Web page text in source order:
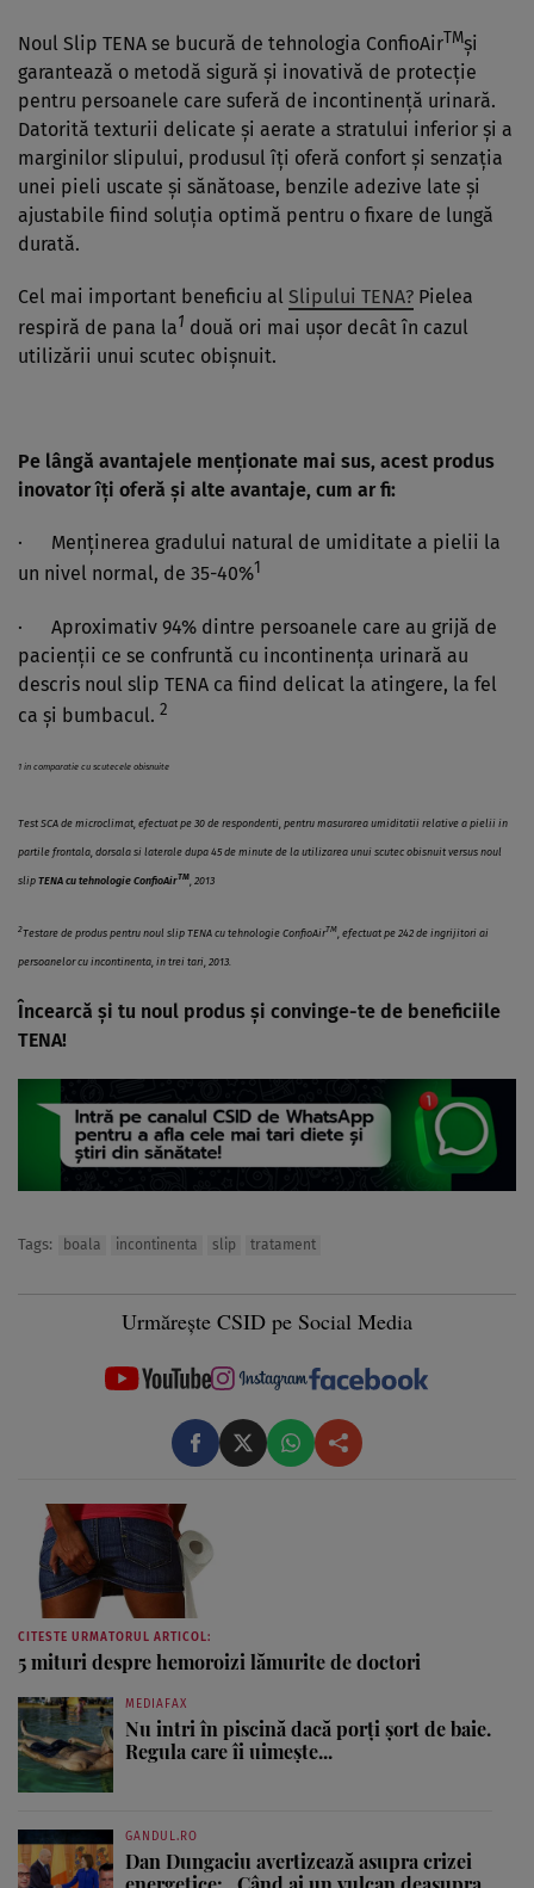
Noul Slip TENA se bucură de tehnologia ConfioAirTMşi
garantează o metodă sigură şi inovativă de protecţie
pentru persoanele care suferă de incontinenţă urinară.
Datorită texturii delicate şi aerate a stratului inferior şi a
marginilor slipului, produsul îţi oferă confort şi senzaţia
unei pieli uscate şi sănătoase, benzile adezive late şi
ajustabile fiind soluţia optimă pentru o fixare de lungă
durată.
Cel mai important beneficiu al Slipului TENA? Pielea
respiră de pana la1 două ori mai uşor decât în cazul
utilizării unui scutec obişnuit.
Pe lângă avantajele menţionate mai sus, acest produs
inovator îţi oferă şi alte avantaje, cum ar fi:
· Menţinerea gradului natural de umiditate a pielii la
un nivel normal, de 35-40%1
· Aproximativ 94% dintre persoanele care au grijă de
pacienţii ce se confruntă cu incontinenţa urinară au
descris noul slip TENA ca fiind delicat la atingere, la fel
ca şi bumbacul. 2
1 in comparatie cu scutecele obisnuite
Test SCA de microclimat, efectuat pe 30 de respondenti, pentru masurarea umiditatii relative a pielii in
partile frontala, dorsala si laterale dupa 45 de minute de la utilizarea unui scutec obisnuit versus noul
slip TENA cu tehnologie ConfioAirTM , 2013
2Testare de produs pentru noul slip TENA cu tehnologie ConfioAirTM , efectuat pe 242 de ingrijitori ai
persoanelor cu incontinenta, in trei tari, 2013.
Încearcă şi tu noul produs şi convinge-te de beneficiile
TENA!
Tags: boala incontinenta slip tratament
Urmărește CSID pe Social Media
CITESTE URMATORUL ARTICOL:
5 mituri despre hemoroizi lămurite de doctori
MEDIAFAX
Nu intri în piscină dacă porți șort de baie.
Regula care îi uimește...
GANDUL.RO
Dan Dungaciu avertizează asupra crizei